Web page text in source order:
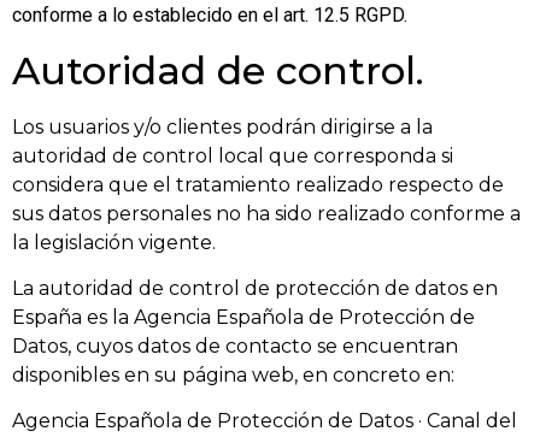
conforme a lo establecido en el art. 12.5 RGPD.
Autoridad de control.
Los usuarios y/o clientes podrán dirigirse a la
autoridad de control local que corresponda si
considera que el tratamiento realizado respecto de
sus datos personales no ha sido realizado conforme a
la legislación vigente.
La autoridad de control de protección de datos en
España es la Agencia Española de Protección de
Datos, cuyos datos de contacto se encuentran
disponibles en su página web, en concreto en:
Agencia Española de Protección de Datos · Canal del